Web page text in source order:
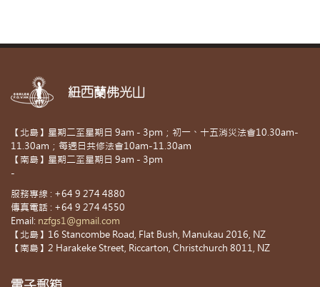
紐西蘭佛光山
【北島】星期二至星期日 9am - 3pm；初一、十五消災法會10.30am-
11.30am；每週日共修法會10am-11.30am
【南島】星期二至星期日 9am - 3pm
-
服務專線 : +64 9 274 4880
傳真電話 : +64 9 274 4550
Email: nzfgs1@gmail.com
【北島】16 Stancombe Road, Flat Bush, Manukau 2016, NZ
【南島】2 Harakeke Street, Riccarton, Christchurch 8011, NZ